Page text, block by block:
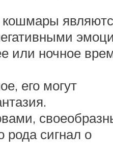
кошмары
или ночное
его могут
рода сигнал о